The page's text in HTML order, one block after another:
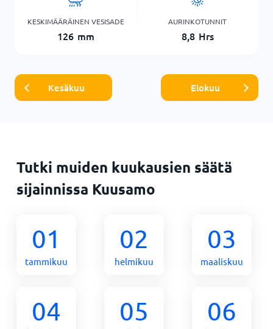
KESKIMÄÄRÄINEN VESISADE
126 mm
AURINKOTUNNIT
8,8 Hrs
Kesäkuu Elokuu
Tutki muiden kuukausien säätä
sijainnissa Kuusamo
01
tammikuu
02
helmikuu
03
maaliskuu
04 05 06